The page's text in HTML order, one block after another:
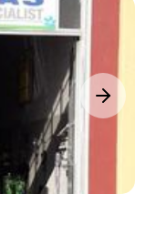
next